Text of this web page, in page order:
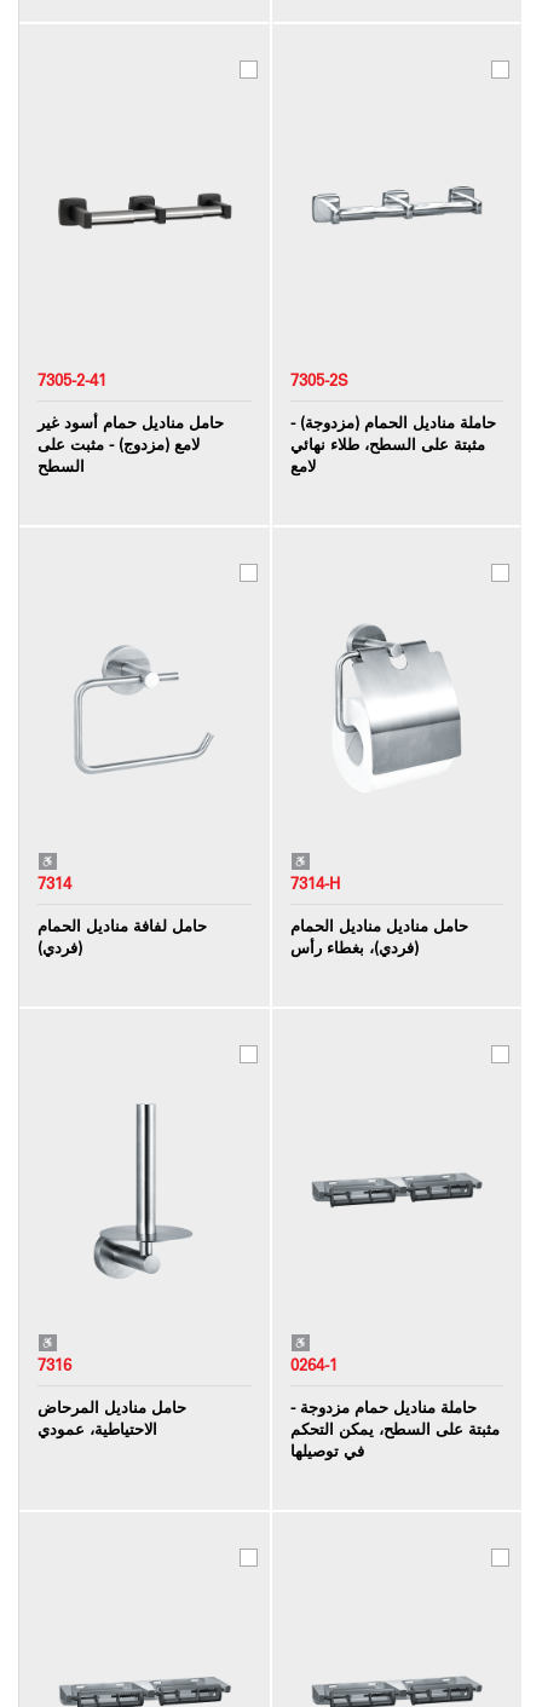
7305-2-41
حامل مناديل حمام أسود غير
لامع (مزدوج) - مثبت على
السطح
7305-2S
حاملة مناديل الحمام (مزدوجة) -
مثبتة على السطح، طلاء نهائي
لامع
7314
حامل لفافة مناديل الحمام
(فردي)
7314-H
حامل مناديل مناديل الحمام
(فردي)، بغطاء رأس
7316
حامل مناديل المرحاض
الاحتياطية، عمودي
0264-1
حاملة مناديل حمام مزدوجة -
مثبتة على السطح، يمكن التحكم
في توصيلها